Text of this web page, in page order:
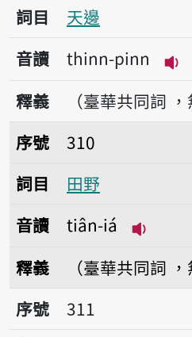
詞目
天邊
音讀
thinn-pinn
釋義
（臺華共同詞 ，
序號310田野
序號
310
詞目
田野
音讀
tiân-iá
釋義
（臺華共同詞 ，
序號311定點
序號
311